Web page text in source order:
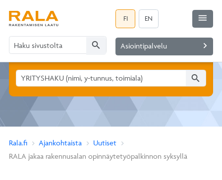
FI EN
search Asiointipalvelu navigate_next
menu
search
Rala.fi Ajankohtaista
Uutiset
RALA jakaa rakennusalan opinnäytetyöpalkinnon syksyllä